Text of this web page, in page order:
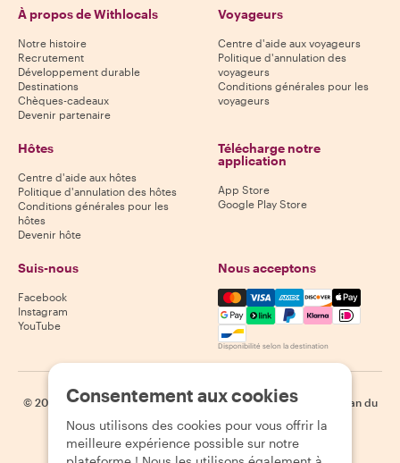
À propos de Withlocals
Notre histoire
Recrutement
Développement durable
Destinations
Chèques-cadeaux
Devenir partenaire
Voyageurs
Centre d'aide aux voyageurs
Politique d'annulation des
voyageurs
Conditions générales pour les
voyageurs
Hôtes
Centre d'aide aux hôtes
Politique d'annulation des hôtes
Conditions générales pour les
hôtes
Devenir hôte
Télécharge notre
application
App Store
Google Play Store
Suis-nous
Facebook
Instagram
YouTube
Nous acceptons
Mastercard, Visa, Amex,
Disponibilité selon la destination
© 2026 Withlocals.com | Politique de confidentialité | Cookies
Plan du
site
Consentement aux cookies
Nous utilisons des cookies pour vous offrir la
meilleure expérience possible sur notre